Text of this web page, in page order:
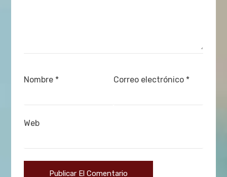
Nombre * Correo electrónico *
Web